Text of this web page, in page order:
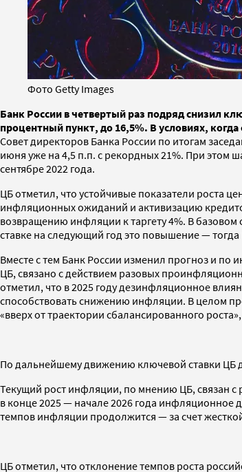
Фото Getty Images
Банк России в четвертый раз подряд снизил
процентный пункт, до 16,5%. В условиях,
Совет директоров Банка России по итогам
июня уже на 4,5 п.п. с рекордных 21%. При этом
сентябре 2022 года.
ЦБ отметил, что устойчивые показатели роста
инфляционных ожиданий и активизацию
возвращению инфляции к таргету 4%. В
ставке на следующий год это повышение —
Вместе с тем Банк России изменил прогноз и по
ЦБ, связано с действием разовых
отметил, что в 2025 году дезинфляционное
способствовать снижению инфляции. В целом
«вверх от траектории сбалансированного
По дальнейшему движению ключевой ставки ЦБ
Текущий рост инфляции, по мнению ЦБ, связан
в конце 2025 — начале 2026 года инфляционное
темпов инфляции продолжится — за счет
ЦБ отметил, что отклонение темпов роста